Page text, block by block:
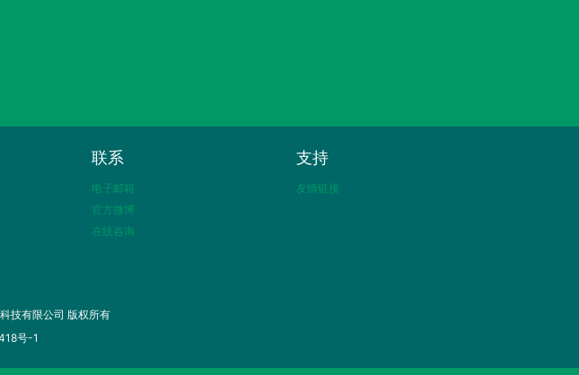
联系
电子邮箱
官方微博
在线咨询
支持
友情链接
技有限公司 版权所有
号-1